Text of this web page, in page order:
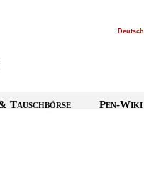
Deutsch
Tauschbörse Pen-Wiki